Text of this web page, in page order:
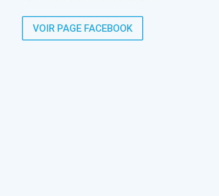
VOIR PAGE FACEBOOK